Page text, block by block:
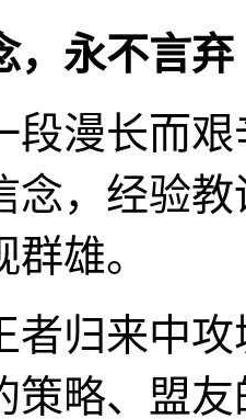
，永不言弃
段漫长而
念，经验
雄。
者归来中
策略、盟